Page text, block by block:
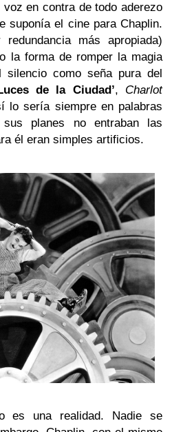
en contra de todo aderezo
suponía el cine para Chaplin.
más apropiada)
la forma de romper la magia
silencio como seña pura del
de la Ciudad’, Charlot
lo sería siempre en palabras
planes no entraban las
él eran simples artificios.
es una realidad. Nadie se